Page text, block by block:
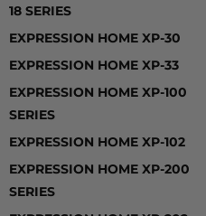
18 SERIES
EXPRESSION HOME XP-30
EXPRESSION HOME XP-33
EXPRESSION HOME XP-100
SERIES
EXPRESSION HOME XP-102
EXPRESSION HOME XP-200
SERIES